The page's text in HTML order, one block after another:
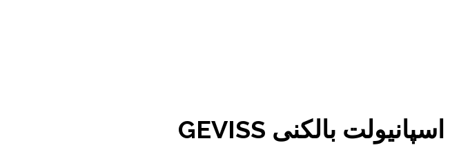
اسپانیولت بالکنی GEVISS